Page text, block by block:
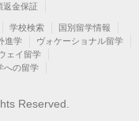
返金保証
学校検索
国別留学情報
進学
ヴォケーショナル留学
ェイ留学
への留学
Reserved.